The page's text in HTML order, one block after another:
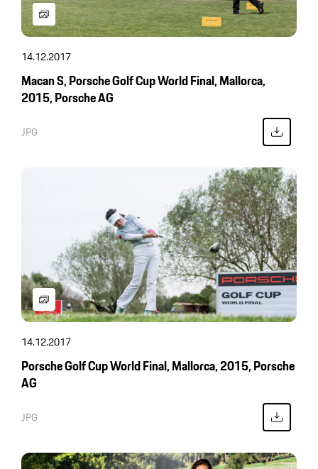
14.12.2017
Macan S, Porsche Golf Cup World Final, Mallorca,
2015, Porsche AG
JPG
14.12.2017
Porsche Golf Cup World Final, Mallorca, 2015, Porsche
AG
JPG